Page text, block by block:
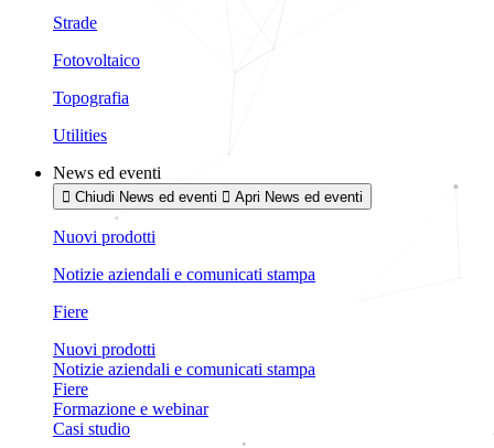
Strade
Fotovoltaico
Topografia
Utilities
News ed eventi
Chiudi News ed eventi Apri News ed eventi
Nuovi prodotti
Notizie aziendali e comunicati stampa
Fiere
Nuovi prodotti
Notizie aziendali e comunicati stampa
Fiere
Formazione e webinar
Casi studio